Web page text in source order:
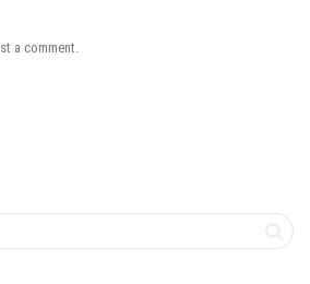
a comment.